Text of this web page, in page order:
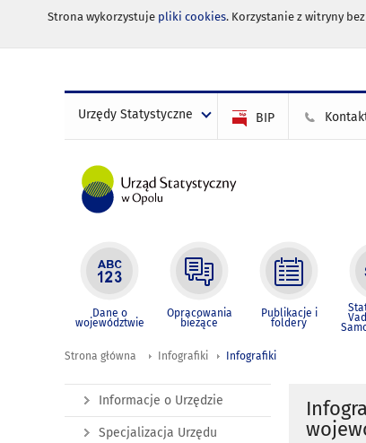
Strona wykorzystuje pliki cookies. Korzystanie z witryny
Urzędy Statystyczne BIP
Dane o
województwie
Opracowania
bieżące
Publikacje i
foldery
Strona główna Infografiki Infografiki
Informacje o Urzędzie
Specjalizacja Urzędu